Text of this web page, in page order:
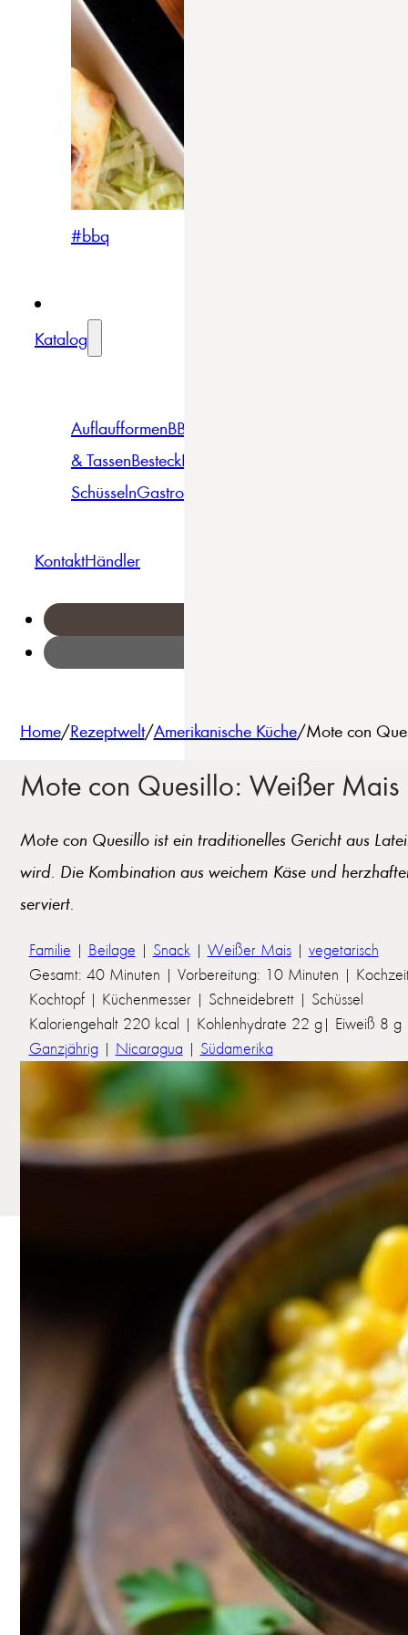
#bbq
Katalog
AuflaufformenBBQ
& TassenBesteckBowls &
SchüsselnGastro
KontaktHändler
Home/Rezeptwelt/Amerikanische Küche/Mote con
Mote con Quesillo: Weißer Mais
Mote con Quesillo ist ein traditionelles Gericht aus
wird. Die Kombination aus weichem Käse und
serviert.
Familie | Beilage | Snack| Weißer Mais| vegetarisch
Gesamt: 40 Minuten | Vorbereitung: 10 Minuten |
Kochtopf | Küchenmesser | Schneidebrett | Schüssel
Kaloriengehalt 220 kcal | Kohlenhydrate 22 g| Eiweiß 8
Ganzjährig | Nicaragua | Südamerika